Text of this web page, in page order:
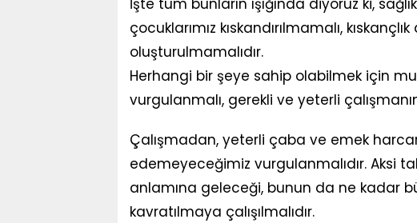
İşte tüm bunların ışığında diyoruz ki,
çocuklarımız kıskandırılmamalı,
oluşturulmamalıdır.
Herhangi bir şeye sahip olabilmek için
vurgulanmalı, gerekli ve yeterli
Çalışmadan, yeterli çaba ve emek
edemeyeceğimiz vurgulanmalıdır. Aksi
anlamına geleceği, bunun da ne kadar
kavratılmaya çalışılmalıdır.